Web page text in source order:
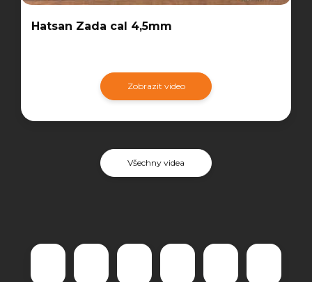
Hatsan Zada cal 4,5mm
Zobrazit video
Všechny videa